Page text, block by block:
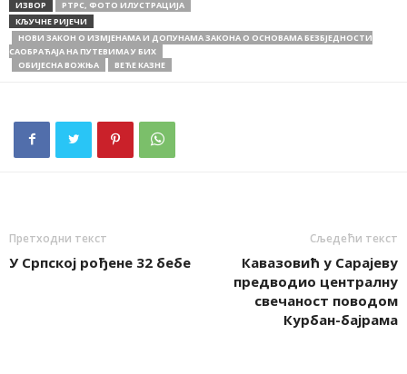
ИЗВОР
РТРС, ФОТО ИЛУСТРАЦИЈА
КЉУЧНЕ РИЈЕЧИ
НОВИ ЗАКОН О ИЗМЈЕНАМА И ДОПУНАМА ЗАКОНА О ОСНОВАМА БЕЗБЈЕДНОСТИ
САОБРАЋАЈА НА ПУТЕВИМА У БИХ
ОБИЈЕСНА ВОЖЊА
ВЕЋЕ КАЗНЕ
Претходни текст
У Српској рођене 32 бебе
Сљедећи текст
Кавазовић у Сарајеву
предводио централну
свечаност поводом
Курбан-бајрама